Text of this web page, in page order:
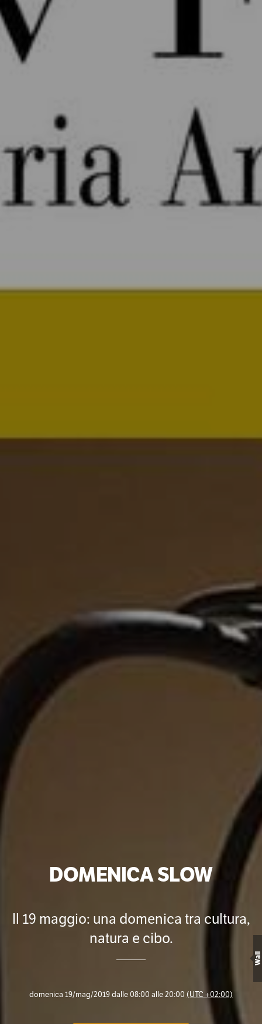
DOMENICA SLOW
Il 19 maggio: una domenica tra cultura,
natura e cibo.
domenica 19/mag/2019 dalle 08:00 alle 20:00 (UTC +02:00)
Wall